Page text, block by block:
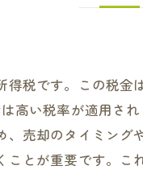
産売却の成功に向け
税金対策を成功させ
税理士選びのポイン
売却成功のための税
税です。この税
高い税率が適用さ
売却のタイミン
とが重要です。